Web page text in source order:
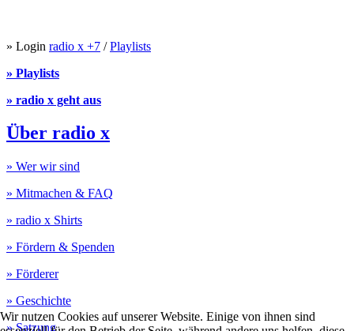
» Login radio x +7 /Playlists
» Playlists
» radio x geht aus
Über radio x
» Wer wir sind
» Mitmachen & FAQ
» radio x Shirts
» Fördern & Spenden
» Förderer
» Geschichte
» Satzung
Wir nutzen Cookies auf unserer Website. Einige von ihnen sind